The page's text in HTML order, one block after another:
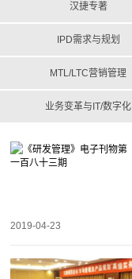
汉捷专著
IPD需求与规划
MTL/LTC营销管理
业务变革与IT/数字化
2019-04-23